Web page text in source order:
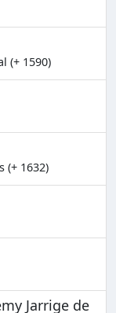
(+ 1590)
(+ 1632)
Jarrige de